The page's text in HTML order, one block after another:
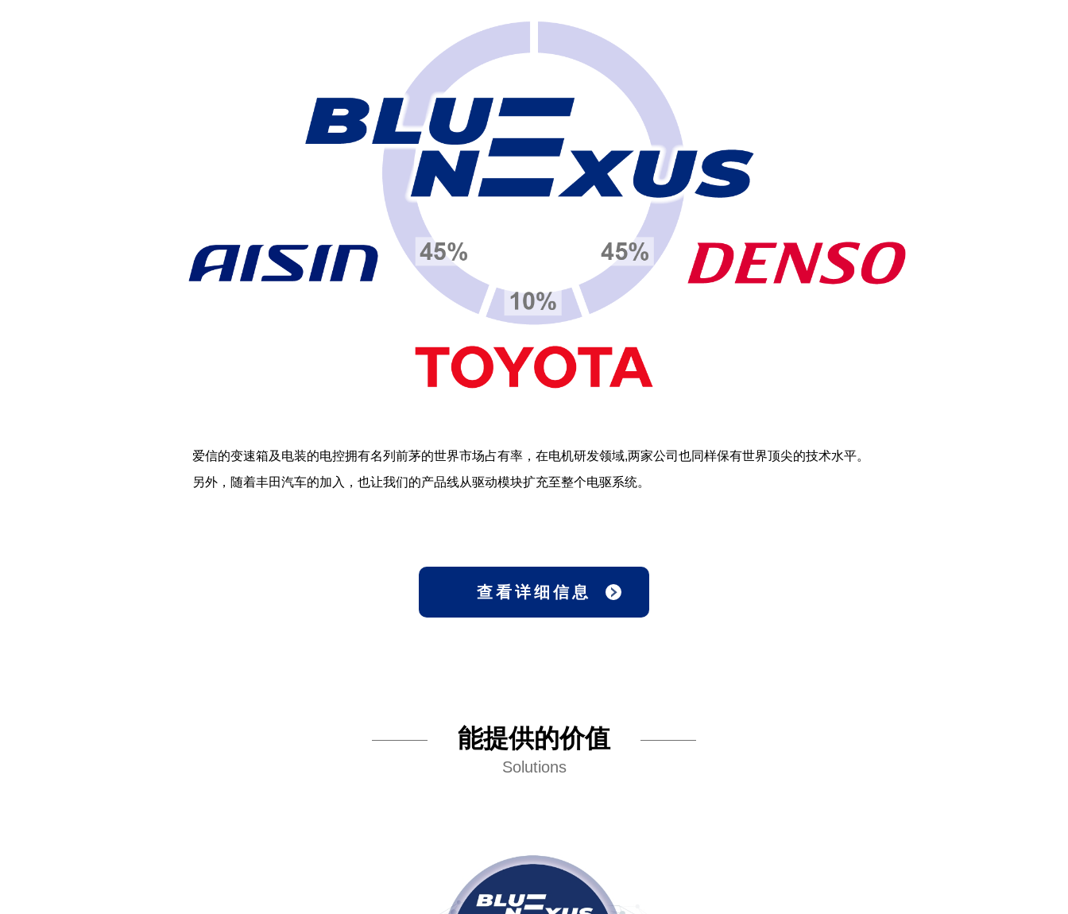
爱信的变速箱及电装的电控拥有名列前茅的世界市场占有率，在电机研发领域,两家公司也同样保有世界顶尖的技术水平。
另外，随着丰田汽车的加入，也让我们的产品线从驱动模块扩充至整个电驱系统。
查看详细信息
能提供的价值
Solutions